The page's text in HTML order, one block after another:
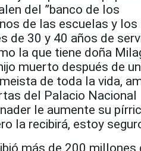
del ”banco de los
de las escuelas y los
de 30 y 40 años de
la que tiene doña
muerto después de
de toda la vida,
del Palacio Nacional
le aumente su
la recibirá, estoy
más de 200 millones